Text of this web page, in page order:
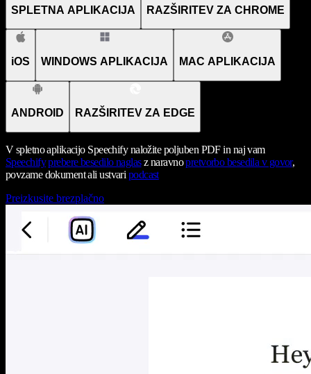
SPLETNA APLIKACIJA RAZŠIRITEV ZA CHROME
iOS WINDOWS APLIKACIJA MAC APLIKACIJA
ANDROID RAZŠIRITEV ZA EDGE
V spletno aplikacijo Speechify naložite poljuben PDF in naj vam
Speechify prebere besedilo naglasz naravnopretvorbo besedila v govor,
povzame dokument ali ustvari podcast
Preizkusite brezplačno